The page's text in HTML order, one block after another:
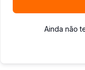
Ainda não